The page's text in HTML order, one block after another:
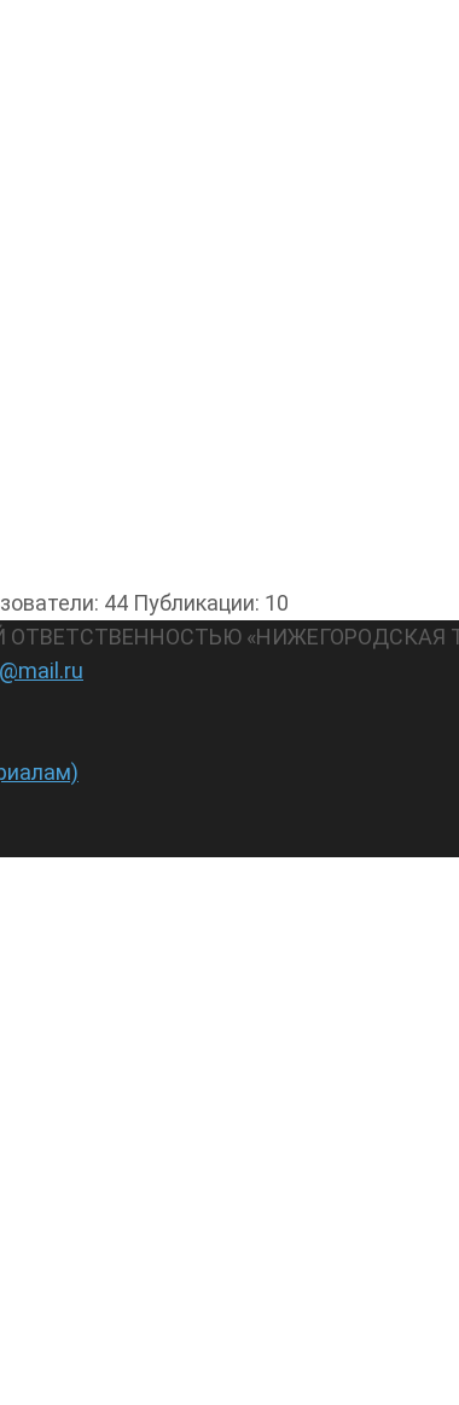
44 Публикации: 10
ОТВЕТСТВЕННОСТЬЮ «НИЖЕГОРОДСКАЯ